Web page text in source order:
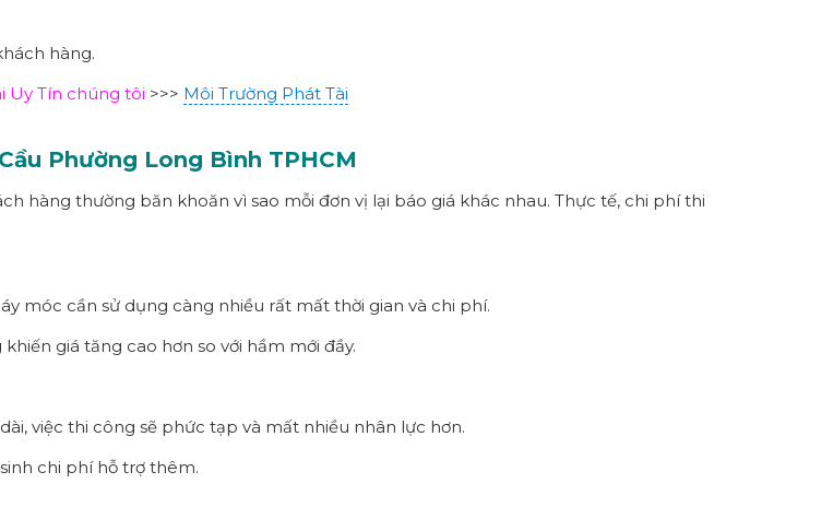
hàng.
Uy Tín chúng tôi >>> Môi Trường Phát Tài
Phường Long Bình TPHCM
hàng thường băn khoăn vì sao mỗi đơn vị lại báo giá khác nhau. Thực tế, chi phí thi
móc cần sử dụng càng nhiều rất mất thời gian và chi phí.
giá tăng cao hơn so với hầm mới đầy.
việc thi công sẽ phức tạp và mất nhiều nhân lực hơn.
chi phí hỗ trợ thêm.